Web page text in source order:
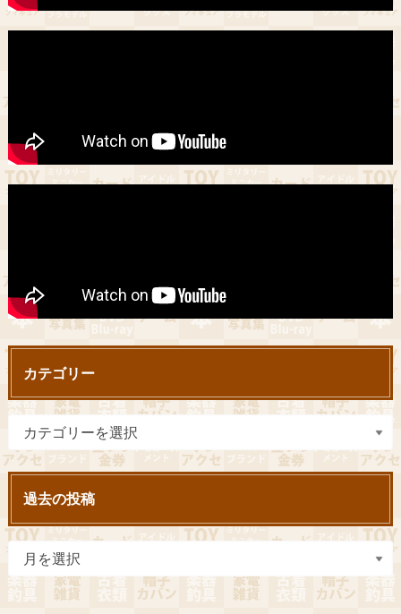
カテゴリー
過去の投稿